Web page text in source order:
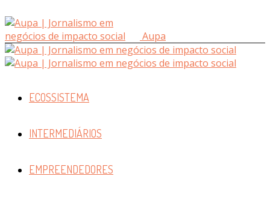
Aupa
ECOSSISTEMA
INTERMEDIÁRIOS
EMPREENDEDORES